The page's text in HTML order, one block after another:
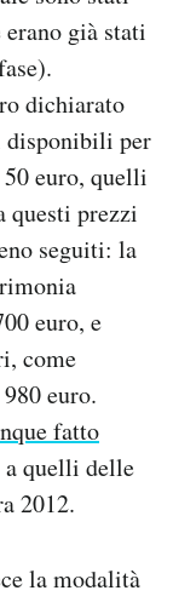
già stati
dichiarato
per
euro, quelli
questi prezzi
seguiti: la
euro, e
come
euro.
fatto
quelli delle
2012.
la modalità